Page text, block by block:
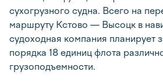
сухогрузного судна. Всего на
маршруту Кстово — Высоцк в
судоходная компания планирует
порядка 18 единиц флота
грузоподъемности.